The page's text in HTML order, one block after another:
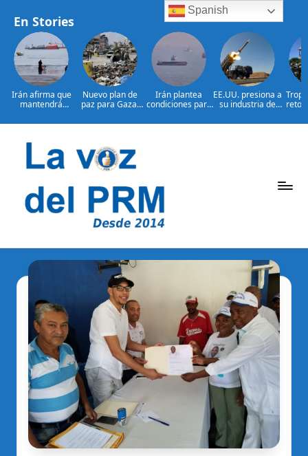
En Stories
Irán afirma que
mantendrá
Ormuz hasta que
Nuevo plan de
paz para Gaza:
UU. a Israel?
Irán plantea
condiciones para
estrecho de
EE.UU. presiona a
su industria de
armamento
contenido
e
o
di
c
o
O
fi
ci
Del
Spanish